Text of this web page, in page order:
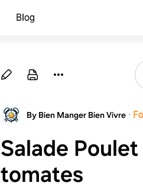
Blog
By Bien Manger Bien Vivre ·
Salade
tomates